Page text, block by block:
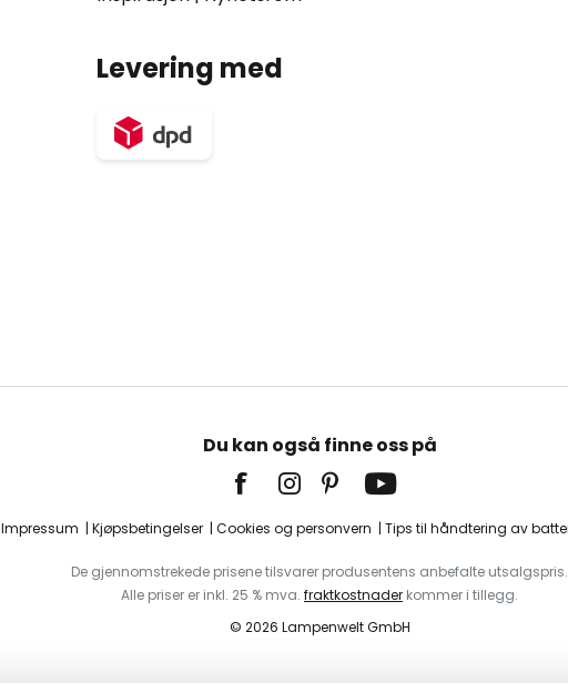
Levering med
Du kan også finne oss på
Impressum Kjøpsbetingelser Cookies og personvern Tips til håndtering av
De gjennomstrekede prisene tilsvarer produsentens anbefalte utsalgspris.
Alle priser er inkl. 25 % mva. fraktkostnader kommer i tillegg.
© 2026 Lampenwelt GmbH